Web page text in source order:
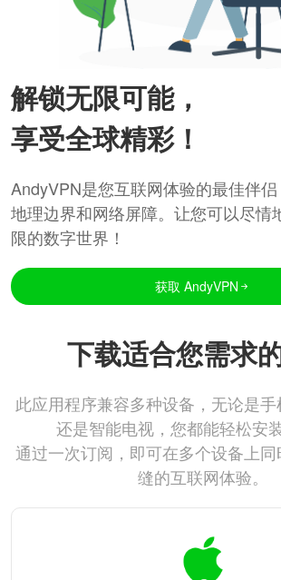
解锁无限可能，
享受全球精彩！
AndyVPN是您互联网体验的最佳伴
地理边界和网络屏障。让您可以尽情
限的数字世界！
获取 AndyVPN
下载适合您需求
此应用程序兼容多种设备，无论是
还是智能电视，您都能轻松安装
通过一次订阅，即可在多个设备上
缝的互联网体验。